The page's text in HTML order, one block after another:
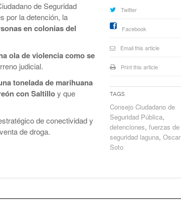
de Seguridad
por la detención, la
en colonias del
ola de violencia como se
judicial.
tonelada de marihuana
con Saltilloy que
de conectividad y
de droga.
Twitter
Facebook
Email this article
Print this article
Tags
Consejo Ciudadano de
Seguridad Pública,
detenciones, fuerzas de
seguridad laguna, Oscar
Soto